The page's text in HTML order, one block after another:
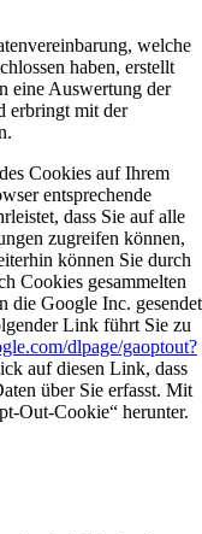
welche
haben, erstellt
eine Auswertung der
erbringt mit der
Cookies auf Ihrem
entsprechende
dass Sie auf alle
zugreifen können,
können Sie durch
Cookies gesammelten
die Google Inc. gesendet
Link führt Sie zu
dlpage/gaoptout?
auf diesen Link, dass
über Sie erfasst. Mit
Out-Cookie“ herunter.